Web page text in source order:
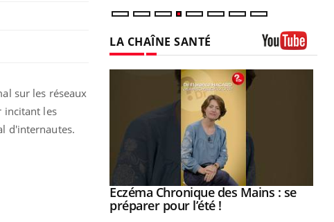
sur les réseaux
incitant les
d'internautes.
LA CHAÎNE SANTÉ
Youtube
Eczéma Chronique des Mains : se
préparer pour l’été !Youtube